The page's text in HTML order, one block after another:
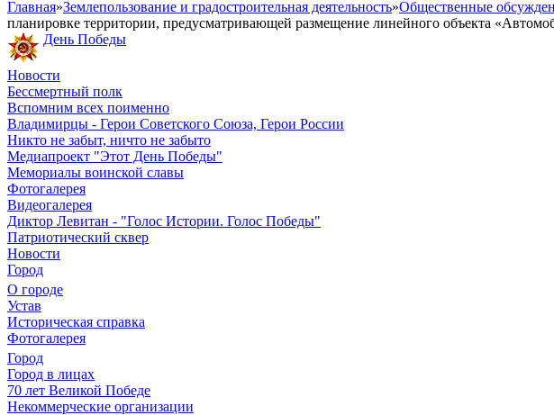
Главная»Землепользование и градостроительная деятельность»Общественные
планировке территории, предусматривающей размещение линейного объекта
День Победы
Новости
Бессмертный полк
Вспомним всех поименно
Владимирцы - Герои Советского Союза, Герои России
Никто не забыт, ничто не забыто
Медиапроект "Этот День Победы"
Мемориалы воинской славы
Фотогалерея
Видеогалерея
Диктор Левитан - "Голос Истории. Голос Победы"
Патриотический сквер
Новости
Город
О городе
Устав
Историческая справка
Фотогалерея
Город
Город в лицах
70 лет Великой Победе
Некоммерческие организации